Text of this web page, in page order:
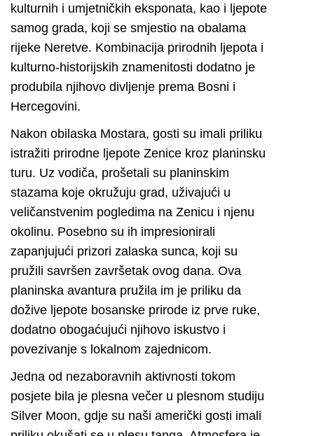
kulturnih i umjetničkih eksponata, kao i ljepote
samog grada, koji se smjestio na obalama
rijeke Neretve. Kombinacija prirodnih ljepota i
kulturno-historijskih znamenitosti dodatno je
produbila njihovo divljenje prema Bosni i
Hercegovini.
Nakon obilaska Mostara, gosti su imali priliku
istražiti prirodne ljepote Zenice kroz planinsku
turu. Uz vodiča, prošetali su planinskim
stazama koje okružuju grad, uživajući u
veličanstvenim pogledima na Zenicu i njenu
okolinu. Posebno su ih impresionirali
zapanjujući prizori zalaska sunca, koji su
pružili savršen završetak ovog dana. Ova
planinska avantura pružila im je priliku da
dožive ljepote bosanske prirode iz prve ruke,
dodatno obogaćujući njihovo iskustvo i
povezivanje s lokalnom zajednicom.
Jedna od nezaboravnih aktivnosti tokom
posjete bila je plesna večer u plesnom studiju
Silver Moon, gdje su naši američki gosti imali